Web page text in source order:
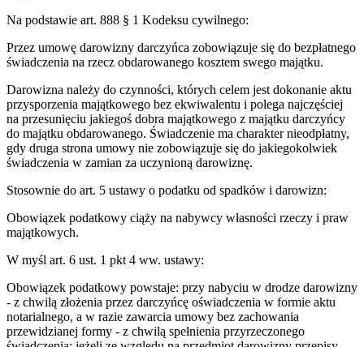
Na podstawie art. 888 § 1 Kodeksu cywilnego:
Przez umowę darowizny darczyńca zobowiązuje się do bezpłatnego
świadczenia na rzecz obdarowanego kosztem swego majątku.
Darowizna należy do czynności, których celem jest dokonanie aktu
przysporzenia majątkowego bez ekwiwalentu i polega najczęściej
na przesunięciu jakiegoś dobra majątkowego z majątku darczyńcy
do majątku obdarowanego. Świadczenie ma charakter nieodpłatny,
gdy druga strona umowy nie zobowiązuje się do jakiegokolwiek
świadczenia w zamian za uczynioną darowiznę.
Stosownie do art. 5 ustawy o podatku od spadków i darowizn:
Obowiązek podatkowy ciąży na nabywcy własności rzeczy i praw
majątkowych.
W myśl art. 6 ust. 1 pkt 4 ww. ustawy:
Obowiązek podatkowy powstaje: przy nabyciu w drodze darowizny
- z chwilą złożenia przez darczyńcę oświadczenia w formie aktu
notarialnego, a w razie zawarcia umowy bez zachowania
przewidzianej formy - z chwilą spełnienia przyrzeczonego